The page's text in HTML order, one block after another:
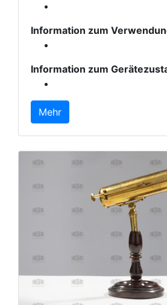
Information zum
Information zum
Mehr